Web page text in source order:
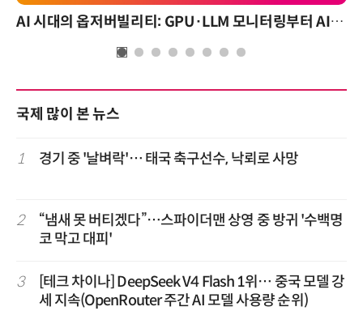
AI 시대의 옵저버빌리티: GPU·LLM 모니터링부터 AI 기반 장애 대응까지
국제 많이 본 뉴스
1 경기 중 '날벼락'… 태국 축구선수, 낙뢰로 사망
2
“냄새 못 버티겠다”…스파이더맨 상영 중 방귀 '수백명
코 막고 대피'
3
[테크 차이나] DeepSeek V4 Flash 1위… 중국 모델 강
세 지속(OpenRouter 주간 AI 모델 사용량 순위)